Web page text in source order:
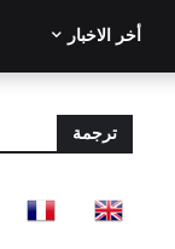
أخر الاخبار
ترجمة